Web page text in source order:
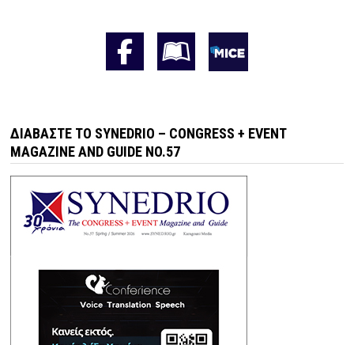
ΔΙΑΒΆΣΤΕ ΤΟ SYNEDRIO – CONGRESS + EVENT
MAGAZINE AND GUIDE NO.57